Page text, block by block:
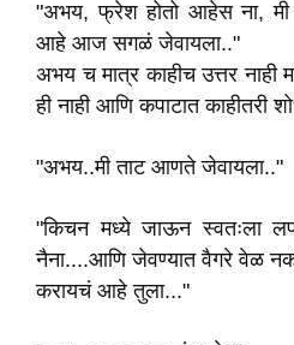
"अभय, फ्रेश होतो आहेस ना, मी
आहे आज सगळं जेवायला.."
अभय च मात्र काहीच उत्तर नाही
ही नाही आणि कपाटात काहीतरी
"अभय..मी ताट आणते जेवायला.."
"किचन मध्ये जाऊन स्वतःला
नैना....आणि जेवण्यात वैगरे वेळ
करायचं आहे तुला..."